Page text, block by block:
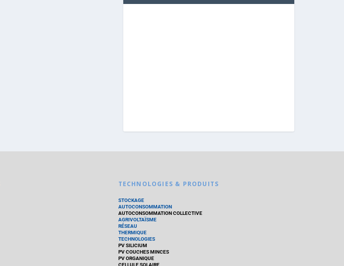
TECHNOLOGIES & PRODUITS
STOCKAGE
AUTOCONSOMMATION
AUTOCONSOMMATION COLLECTIVE
AGRIVOLTAÏSME
RÉSEAU
THERMIQUE
TECHNOLOGIES
PV SILICIUM
PV COUCHES MINCES
PV ORGANIQUE